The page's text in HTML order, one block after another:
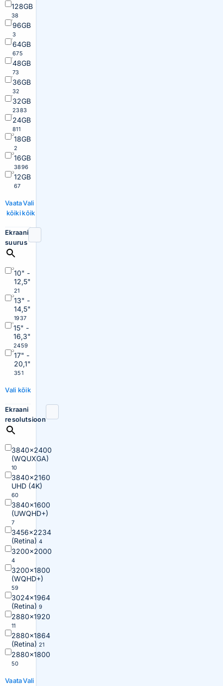
128GB
38
96GB
3
64GB
675
48GB
73
36GB
32
32GB
2383
24GB
811
18GB
2
16GB
3896
12GB
67
Vaata
kõiki
Vali
kõik
Ekraani
suurus
10" -
12,5"
21
13" -
14,5"
1937
15" -
16,3"
2459
17" -
20,1"
351
Vali kõik
Ekraani
resolutsioon
3840×2400
(WQUXGA)
10
3840×2160
UHD (4K)
60
3840×1600
(UWQHD+)
7
3456×2234
(Retina) 4
3200×2000
4
3200×1800
(WQHD+)
59
3024×1964
(Retina) 9
2880×1920
11
2880×1864
(Retina) 21
2880×1800
50
VaataVali